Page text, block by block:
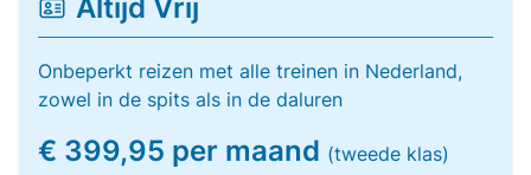
Altijd Vrij
Onbeperkt reizen met alle treinen in Nederland,
zowel in de spits als in de daluren
€ 399,95 per maand (tweede klas)